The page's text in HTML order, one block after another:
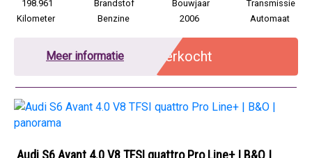
198.961
Kilometer
Brandstof
Benzine
Bouwjaar
2006
Transmissie
Automaat
Meer informatie Verkocht
Audi S6 Avant 4.0 V8 TFSI quattro Pro Line+ | B&O |